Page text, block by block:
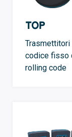
TOP
Trasmettitori
codice fisso
rolling code